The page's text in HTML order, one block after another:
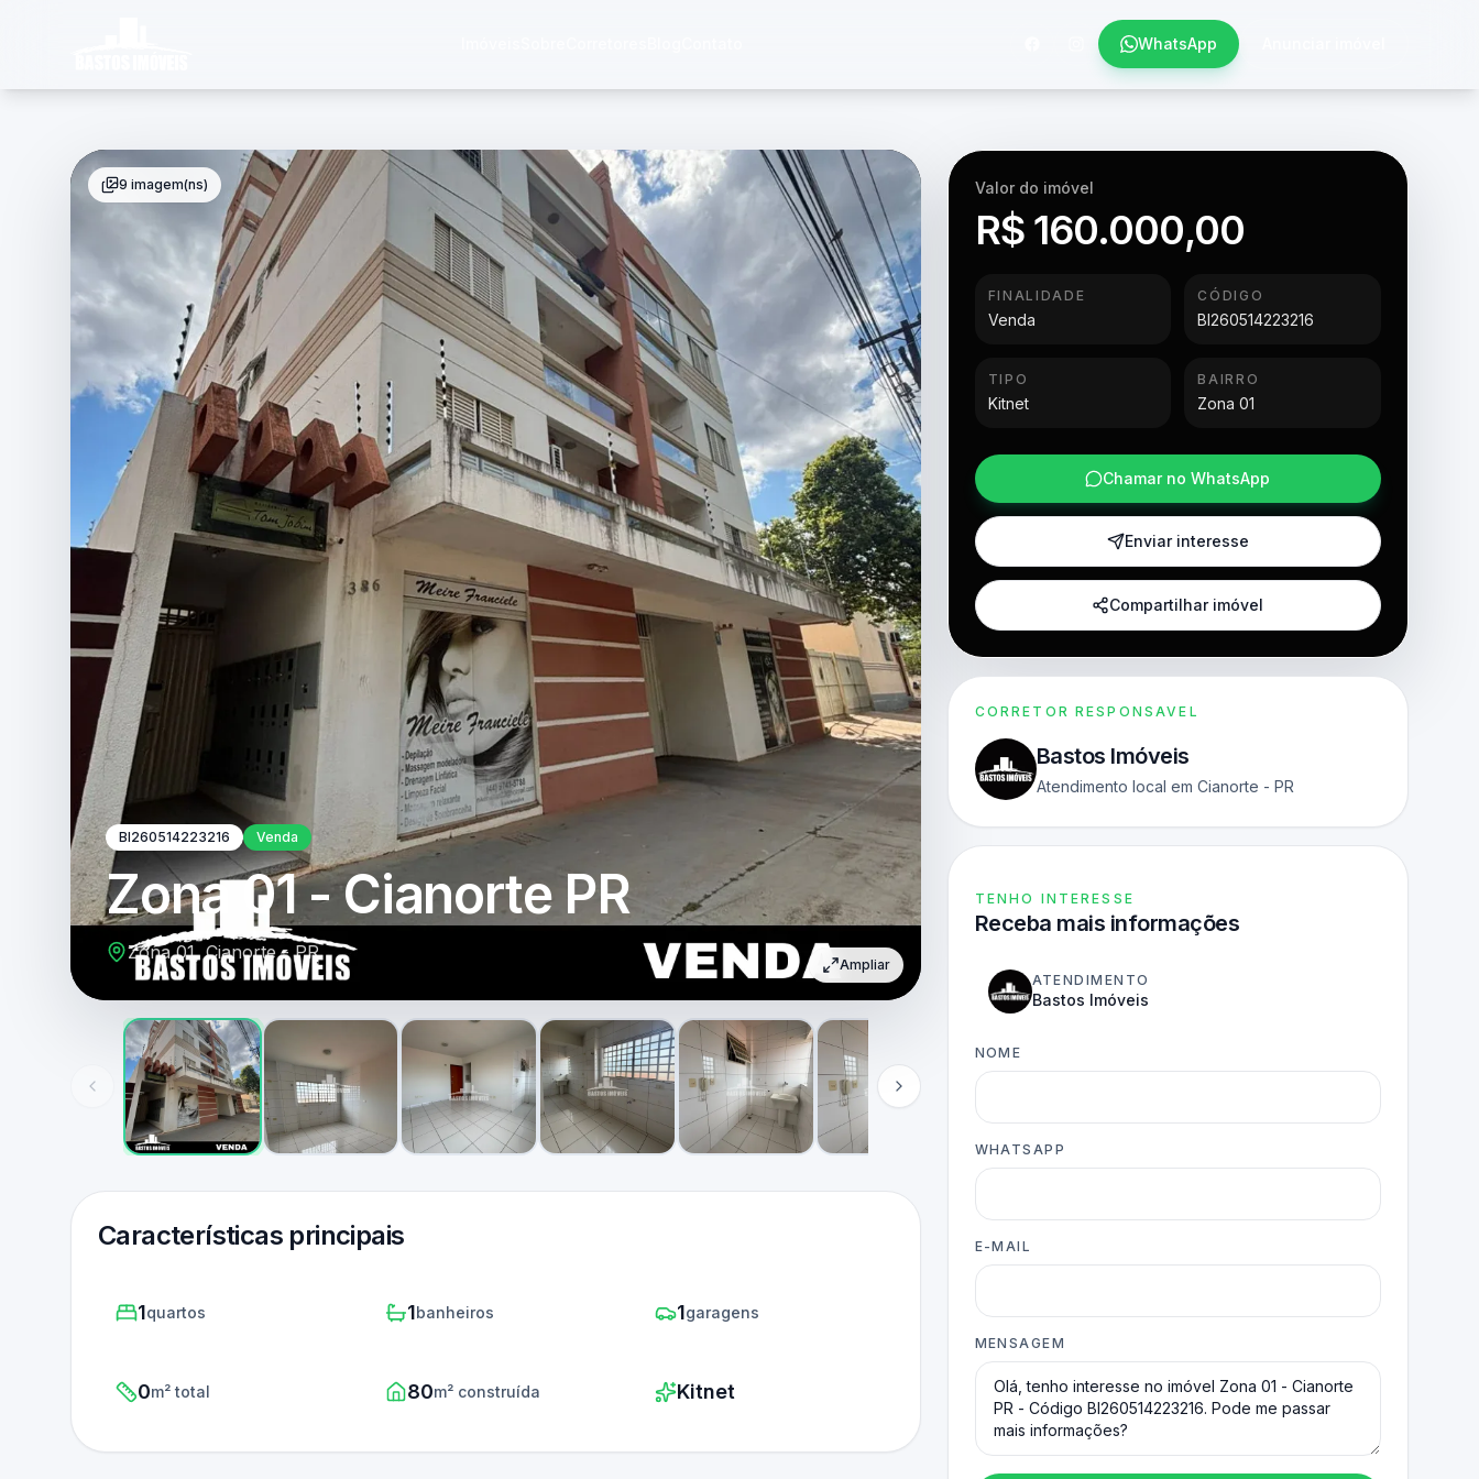
WhatsApp
BI260514223216 Venda
Zona 01 - Cianorte PR
Zona 01, Cianorte - PR
9 imagem(ns)
Ampliar
Características principais
1quartos 1banheiros 1garagens
0m² total 80m² construída Kitnet
Valor do imóvel
R$ 160.000,00
FINALIDADE
Venda
CÓDIGO
BI260514223216
TIPO
Kitnet
BAIRRO
Zona 01
Chamar no WhatsApp
Enviar interesse
Compartilhar imóvel
CORRETOR RESPONSAVEL
Bastos Imóveis
Atendimento local em Cianorte - PR
TENHO INTERESSE
Receba mais informações
ATENDIMENTO
Bastos Imóveis
NOME
WHATSAPP
E-MAIL
MENSAGEM